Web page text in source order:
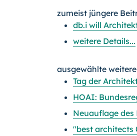
zumeist jüngere
db.i will
weitere Details...
ausgewählte
Tag der
HOAI:
Neuauflage
"best architects